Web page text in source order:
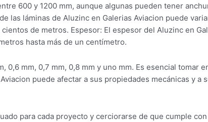
600 y 1200 mm, aunque algunas pueden tener
las láminas de Aluzinc en Galerias Aviacion puede
de metros. Espesor: El espesor del Aluzinc en
hasta más de un centímetro.
mm, 0,7 mm, 0,8 mm y uno mm. Es esencial tomar
puede afectar a sus propiedades mecánicas y a
para cada proyecto y cerciorarse de que cumple con